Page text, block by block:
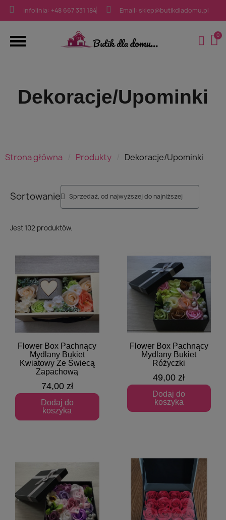
infolinia: +48 667 331 184 Email: sklep@butikdladomu.pl
Dekoracje/Upominki
Strona główna Produkty Dekoracje/Upominki
Jest 102 produktów.
Sortowanie
Szybki podgląd
Flower Box Pachnący
Mydlany Bukiet
Kwiatowy Ze Świecą
Zapachową
74,00 zł
Dodaj do
koszyka
Szybki podgląd
Flower Box Pachnący
Mydlany Bukiet
Różyczki
49,00 zł
Dodaj do
koszyka